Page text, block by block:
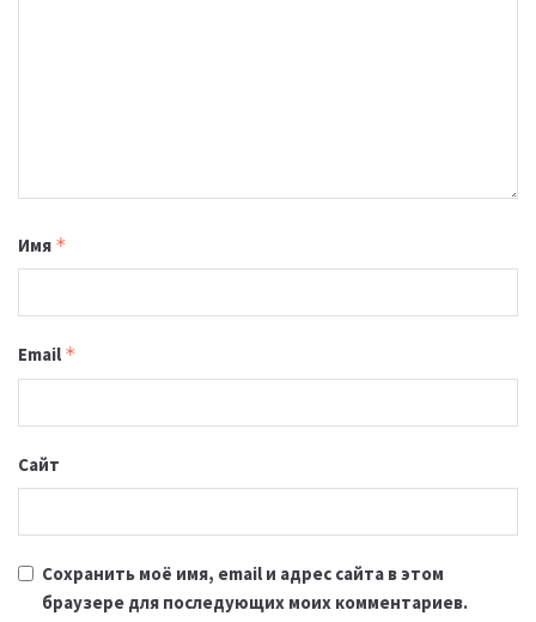
Имя *
Email *
Сайт
Сохранить моё имя, email и адрес сайта в этом
браузере для последующих моих комментариев.